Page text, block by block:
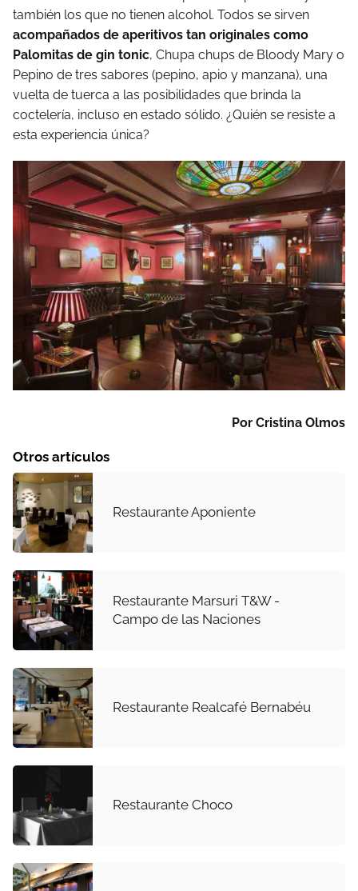
también los que no tienen alcohol. Todos se sirven
acompañados de aperitivos tan originales como
Palomitas de gin tonic, Chupa chups de Bloody Mary o
Pepino de tres sabores (pepino, apio y manzana), una
vuelta de tuerca a las posibilidades que brinda la
coctelería, incluso en estado sólido. ¿Quién se resiste a
esta experiencia única?
Por Cristina Olmos
Otros artículos
Restaurante Aponiente
Restaurante Marsuri T&W -
Campo de las Naciones
Restaurante Realcafé Bernabéu
Restaurante Choco